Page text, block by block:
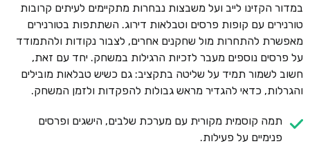
במדור הקזינו לייב ועל משבצות נבחרות מתקיימים לעיתים קרובות
טורנירים עם קופות פרסים וטבלאות דירוג. השתתפות בטורנירים
מאפשרת להתחרות מול שחקנים אחרים, לצבור נקודות ולהתמודד
על פרסים נוספים מעבר לזכיות הרגילות במשחק. יחד עם זאת,
חשוב לשמור תמיד על שליטה בתקציב: גם כשיש טבלאות מובילים
והגרלות, כדאי להגדיר מראש גבולות להפקדות ולזמן המשחק.
תמה קוסמית מקורית עם מערכת שלבים, הישגים ופרסים
פנימיים על פעילות.